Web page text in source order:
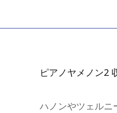
ピアノヤメノン2
ハノンやツェルニ